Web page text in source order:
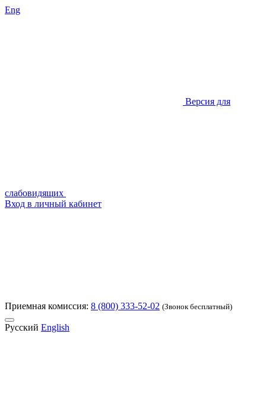
Eng
Версия для
слабовидящих
Вход в личный кабинет
Приемная комиссия: 8 (800) 333-52-02 (Звонок бесплатный)
Русский English